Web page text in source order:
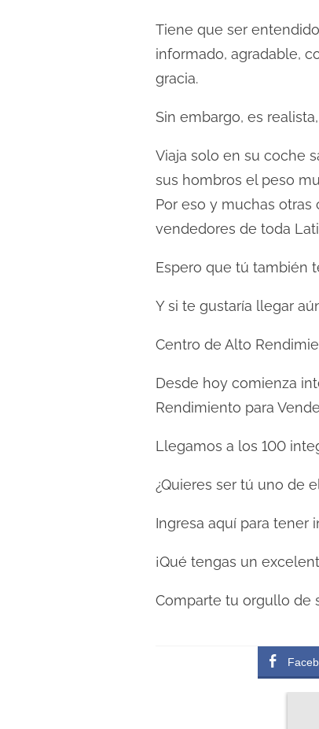
Tiene que ser
informado, agradable,
gracia.
Sin embargo, es
Viaja solo en su coche
sus hombros el peso
Por eso y muchas
vendedores de toda
Espero que tú también
Y si te gustaría llegar
Centro de Alto
Desde hoy comienza
Rendimiento para
Llegamos a los 100
¿Quieres ser tú uno de
Ingresa aquí para tener
¡Qué tengas un
Comparte tu orgullo de